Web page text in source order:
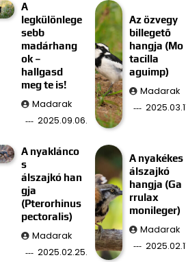
A
legkülönlege
sebb
madárhang
ok –
hallgasd
meg te is!
Madarak
2025.09.06.
Az özvegy
billegető
hangja (Mo
tacilla
aguimp)
Madarak
A nyaklánco
s
álszajkó han
gja
(Pterorhinus
pectoralis)
Madarak
2025.02.25.
A nyakékes
álszajkó
hangja (Ga
rrulax
monileger)
Madarak